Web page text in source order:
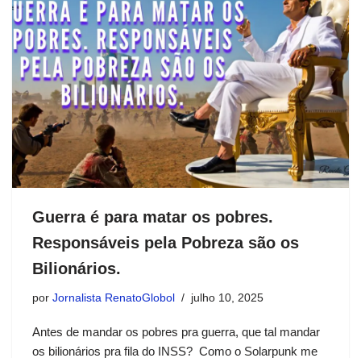
Guerra é para matar os pobres.
Responsáveis pela Pobreza são os
Bilionários.
por Jornalista RenatoGlobol julho 10, 2025
Antes de mandar os pobres pra guerra, que tal mandar
os bilionários pra fila do INSS? Como o Solarpunk me